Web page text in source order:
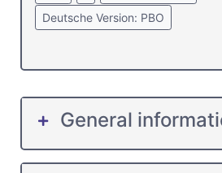
Deutsche Version: PBO
General